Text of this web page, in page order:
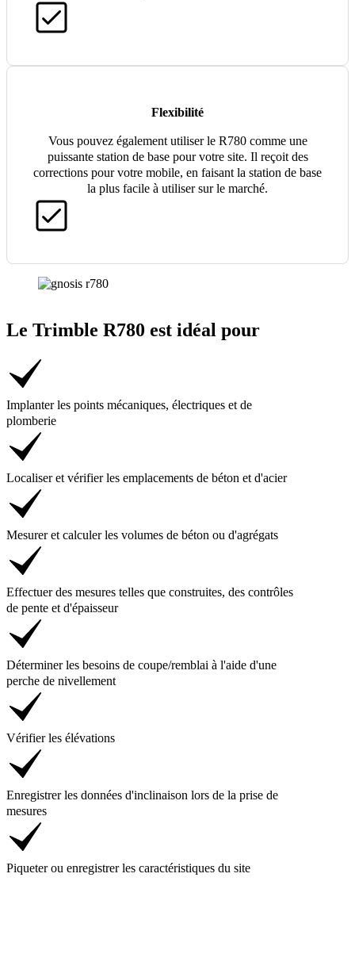
Flexibilité
Vous pouvez également utiliser le R780 comme une
puissante station de base pour votre site. Il reçoit des
corrections pour votre mobile, en faisant la station de base
la plus facile à utiliser sur le marché.
Le Trimble R780 est idéal pour
Implanter les points mécaniques, électriques et de
plomberie
Localiser et vérifier les emplacements de béton et d'acier
Mesurer et calculer les volumes de béton ou d'agrégats
Effectuer des mesures telles que construites, des contrôles
de pente et d'épaisseur
Déterminer les besoins de coupe/remblai à l'aide d'une
perche de nivellement
Vérifier les élévations
Enregistrer les données d'inclinaison lors de la prise de
mesures
Piqueter ou enregistrer les caractéristiques du site